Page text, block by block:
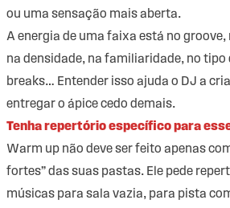
ou uma sensação mais aberta.
A energia de uma faixa está no
na densidade, na familiaridade, no
breaks… Entender isso ajuda o DJ a
entregar o ápice cedo demais.
Tenha repertório específico para
Warm up não deve ser feito apenas
fortes” das suas pastas. Ele pede
músicas para sala vazia, para pista